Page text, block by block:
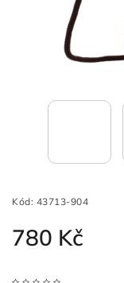
Kód: 43713-904
780 Kč